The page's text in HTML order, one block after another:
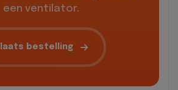
een ventilator.
bestelling